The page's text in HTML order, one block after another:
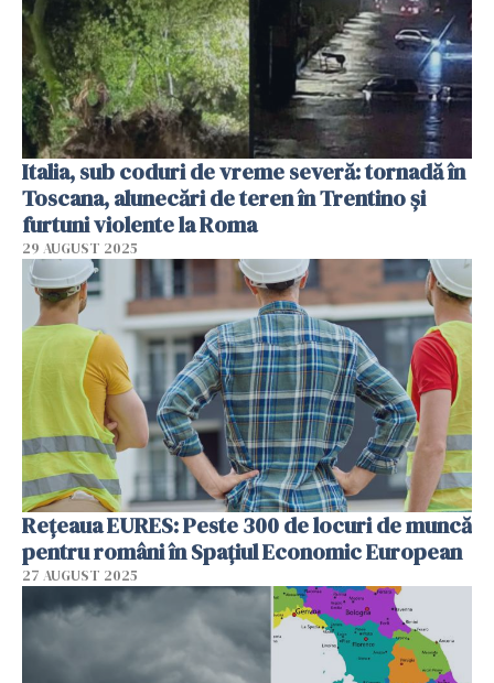
Italia, sub coduri de vreme severă: tornadă în
Toscana, alunecări de teren în Trentino și
furtuni violente la Roma
29 AUGUST 2025
Rețeaua EURES: Peste 300 de locuri de muncă
pentru români în Spațiul Economic European
27 AUGUST 2025